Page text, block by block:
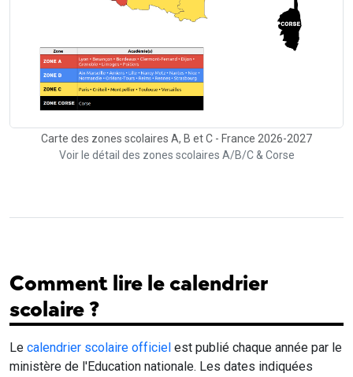
Carte des zones scolaires A, B et C - France 2026-2027
Voir le détail des zones scolaires A/B/C & Corse
Comment lire le calendrier
scolaire ?
Le calendrier scolaire officiel est publié chaque année par le
ministère de l'Education nationale. Les dates indiquées